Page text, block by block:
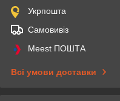
Укрпошта
Самовивіз
Meest ПОШТА
Всі умови доставки